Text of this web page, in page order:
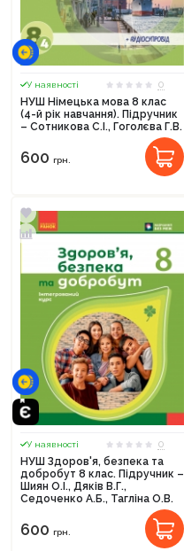
У наявності
0
НУШ Німецька мова 8 клас
(4-й рік навчання). Підручник
– Сотникова С.І., Гоголєва Г.В.
600 грн.
У наявності
0
НУШ Здоров'я, безпека та
добробут 8 клас. Підручник –
Шиян О.І., Дяків В.Г.,
Седоченко А.Б., Тагліна О.В.
600 грн.